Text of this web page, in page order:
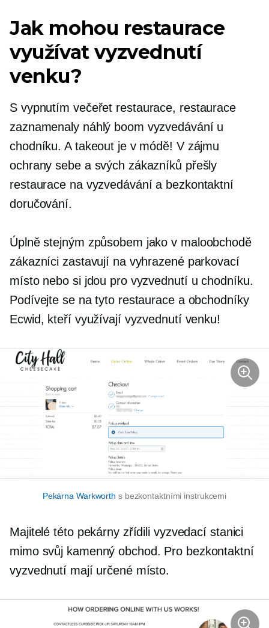
Jak mohou restaurace
využívat vyzvednutí
venku?
S vypnutím večeřet restaurace, restaurace
zaznamenaly náhlý boom vyzvedávání u
chodníku. A takeout je v módě! V zájmu
ochrany sebe a svých zákazníků přešly
restaurace na vyzvedávání a bezkontaktní
doručování.
Úplně stejným způsobem jako v maloobchodě
zákazníci zastavují na vyhrazené parkovací
místo nebo si jdou pro vyzvednutí u chodníku.
Podívejte se na tyto restaurace a obchodníky
Ecwid, kteří využívají vyzvednutí venku!
Pekárna Warkworth s bezkontaktními instrukcemi
Majitelé této pekárny zřídili vyzvedací stanici
mimo svůj kamenný obchod. Pro bezkontaktní
vyzvednutí mají určené místo.